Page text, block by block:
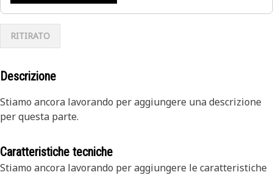
RITIRATO
Descrizione
Stiamo ancora lavorando per aggiungere una descrizione
per questa parte.
Caratteristiche tecniche
Stiamo ancora lavorando per aggiungere le caratteristiche